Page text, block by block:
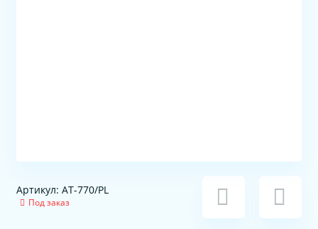
Артикул: AT-770/PL
Под заказ